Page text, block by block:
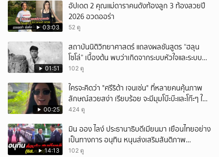
03:03
อัปเดต 2 คุณแม่ดาราคนดังท้องลูก 3 ท้องสวยปี
2026 อวดออร่า
52 ดู
01:51
สถาบันนิติวิทยาศาสตร์ แถลงผลชันสูตร “ฮลุน
โซโล่” เบื้องต้น พบว่าเกิดจากระบบหัวใจและระบบ
ไหลเวียนโลหิตล้มเหลว
102 ดู
00:25
ใครจะคิดว่า "ศรีริต้า เจนเซ่น" ที่หลายคนคุ้นภาพ
ลักษณ์สวยสง่า เรียบร้อย จะมีมุมโบ๊ะบ๊ะและโก๊ะๆ ให้
ได้อมยิ้มเหมือนกัน งานนี้ทำเอาแฟนๆ ทั้งเอ็นดูทั้ง
424 ดู
14:13
มิน ออง ไลง์ ประธานาธิบดีเมียนมา เยือนไทยอย่าง
เป็นทางการ อนุทิน หนุนส่งเสริมสันติภาพ
เสถียรภาพชายแดน
102 ดู